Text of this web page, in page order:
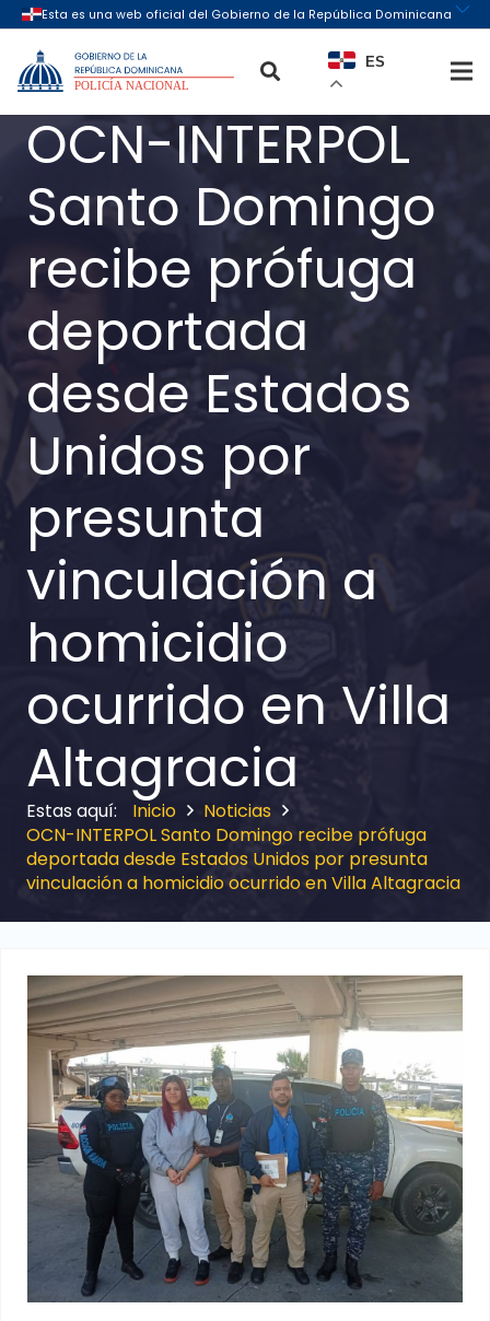
ES
OCN-INTERPOL
Santo Domingo
recibe prófuga
deportada
desde Estados
Unidos por
presunta
vinculación a
homicidio
ocurrido en Villa
Altagracia
Inicio
Noticias
OCN-INTERPOL Santo Domingo recibe prófuga
deportada desde Estados Unidos por presunta
vinculación a homicidio ocurrido en Villa Altagracia